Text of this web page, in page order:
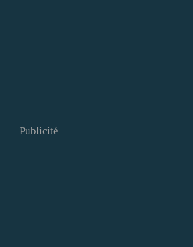
Publicité